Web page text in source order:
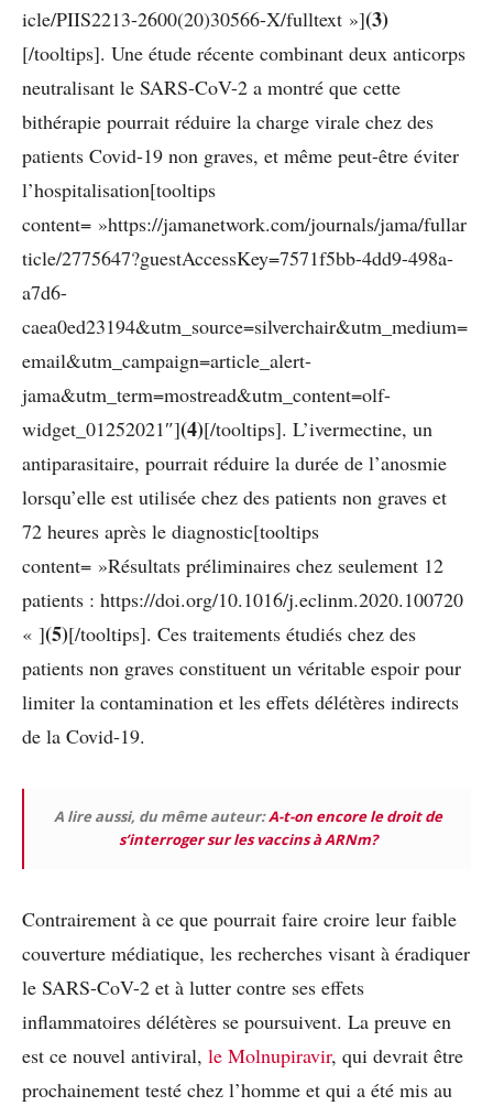
icle/PIIS2213-2600(20)30566-X/fulltext »](3)
[/tooltips]. Une étude récente combinant deux anticorps
neutralisant le SARS-CoV-2 a montré que cette
bithérapie pourrait réduire la charge virale chez des
patients Covid-19 non graves, et même peut-être éviter
l’hospitalisation[tooltips
content= »https://jamanetwork.com/journals/jama/fullar
ticle/2775647?guestAccessKey=7571f5bb-4dd9-498a-
a7d6-
caea0ed23194&utm_source=silverchair&utm_medium=
email&utm_campaign=article_alert-
jama&utm_term=mostread&utm_content=olf-
widget_01252021″](4)[/tooltips]. L’ivermectine, un
antiparasitaire, pourrait réduire la durée de l’anosmie
lorsqu’elle est utilisée chez des patients non graves et
72 heures après le diagnostic[tooltips
content= »Résultats préliminaires chez seulement 12
patients : https://doi.org/10.1016/j.eclinm.2020.100720
« ](5)[/tooltips]. Ces traitements étudiés chez des
patients non graves constituent un véritable espoir pour
limiter la contamination et les effets délétères indirects
de la Covid-19.
A lire aussi, du même auteur:A-t-on encore le droit de
s’interroger sur les vaccins à ARNm?
Contrairement à ce que pourrait faire croire leur faible
couverture médiatique, les recherches visant à éradiquer
le SARS-CoV-2 et à lutter contre ses effets
inflammatoires délétères se poursuivent. La preuve en
est ce nouvel antiviral, le Molnupiravir, qui devrait être
prochainement testé chez l’homme et qui a été mis au